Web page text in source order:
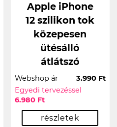
Apple iPhone
12 szilikon tok
közepesen
ütésálló
átlátszó
Webshop ár
3.990 Ft
Egyedi tervezéssel
6.980 Ft
részletek